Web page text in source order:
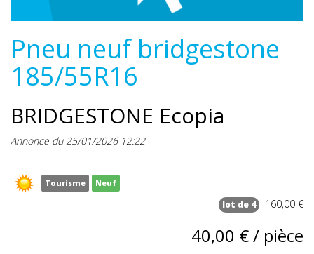
Pneu neuf bridgestone
185/55R16
BRIDGESTONE Ecopia
Annonce du 25/01/2026 12:22
Tourisme Neuf
lot de 4 160,00 €
40,00 € / pièce